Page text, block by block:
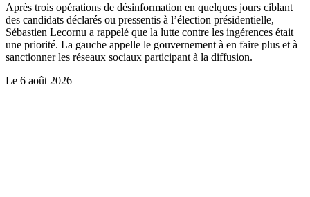
Après trois opérations de désinformation en quelques jours ciblant
des candidats déclarés ou pressentis à l’élection présidentielle,
Sébastien Lecornu a rappelé que la lutte contre les ingérences était
une priorité. La gauche appelle le gouvernement à en faire plus et à
sanctionner les réseaux sociaux participant à la diffusion.
Le 6 août 2026